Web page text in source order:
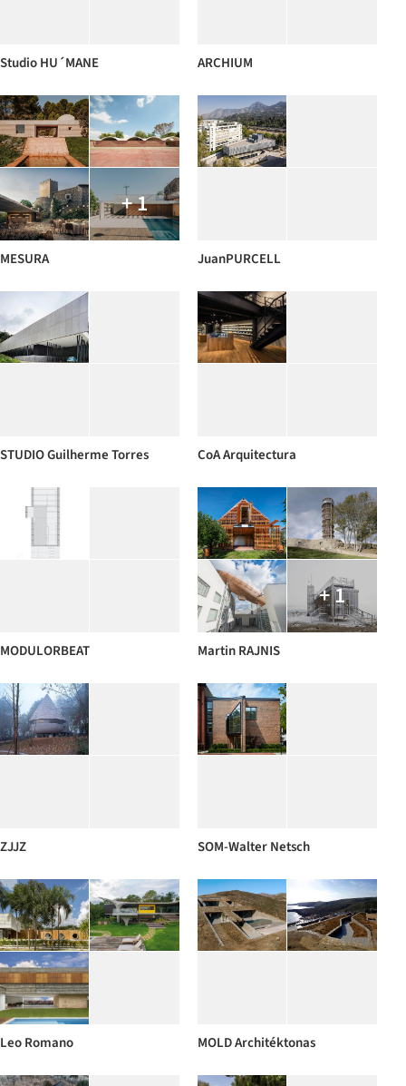
Studio HU´MANE ARCHIUM
+ 1
MESURA JuanPURCELL
STUDIO Guilherme Torres CoA Arquitectura
MODULORBEAT
+ 1
Martin RAJNIS
ZJJZ SOM-Walter Netsch
Leo Romano MOLD Architéktonas